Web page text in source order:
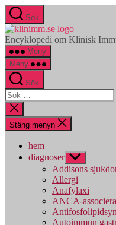
Hoppa
till
innehåll
Sök
klinimm.se
Encyklopedi om Klinisk
Meny
Meny
Sök
Sök
efter:
Stäng
sökningen
Stäng menyn
hem
diagnoser Visa
undermeny
Addisons
Allergi
Anafylaxi
ANCA-
Autoimmun